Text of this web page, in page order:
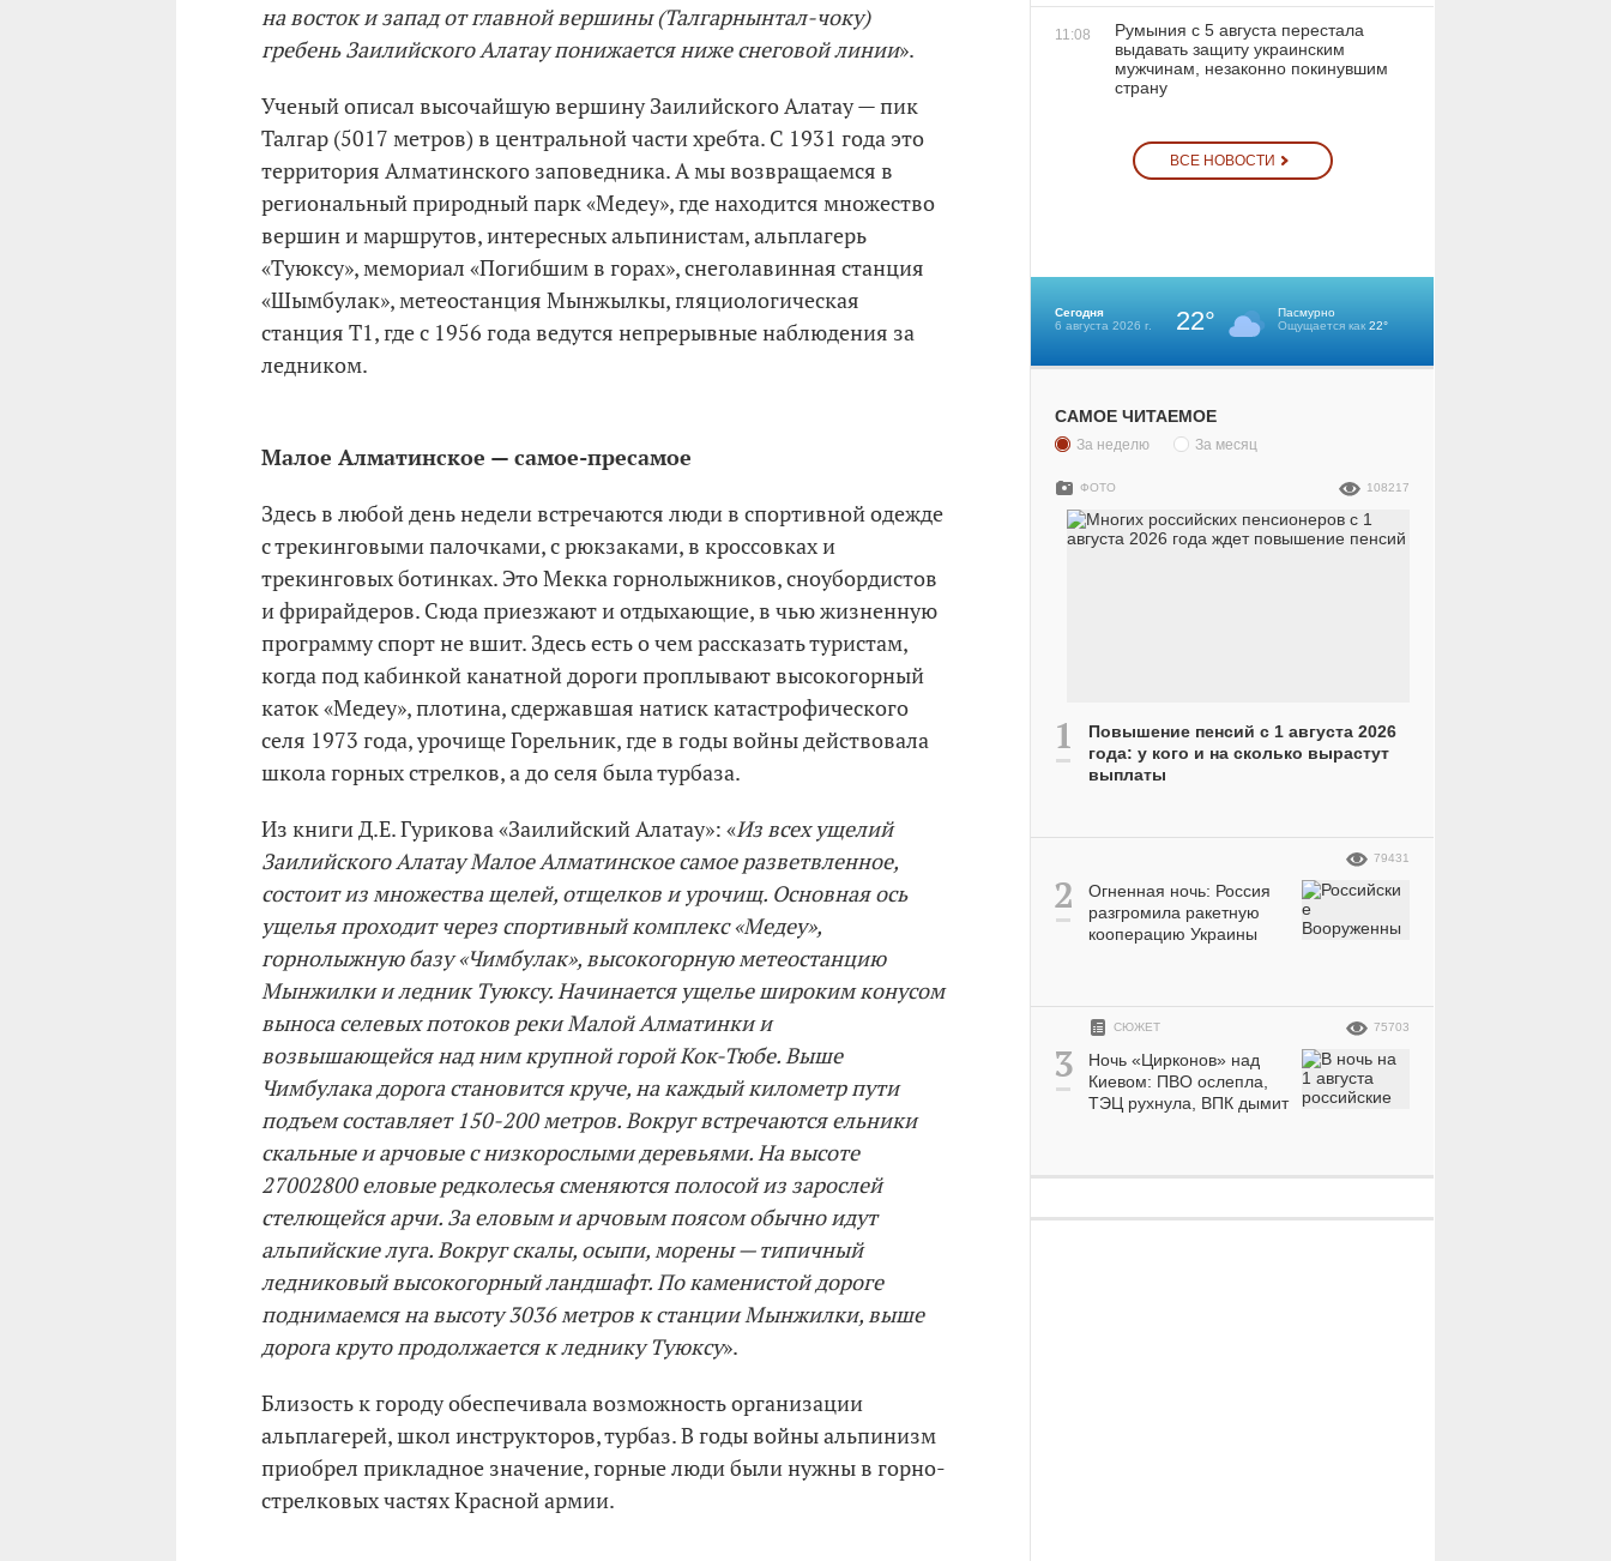
на восток и запад от главной вершины (Талгарнынтал-чоку)
гребень Заилийского Алатау понижается ниже снеговой линии».
Ученый описал высочайшую вершину Заилийского Алатау — пик
Талгар (5017 метров) в центральной части хребта. С 1931 года это
территория Алматинского заповедника. А мы возвращаемся в
региональный природный парк «Медеу», где находится множество
вершин и маршрутов, интересных альпинистам, альплагерь
«Туюксу», мемориал «Погибшим в горах», снеголавинная станция
«Шымбулак», метеостанция Мынжылкы, гляциологическая
станция Т1, где с 1956 года ведутся непрерывные наблюдения за
ледником.
Малое Алматинское — самое-пресамое
Здесь в любой день недели встречаются люди в спортивной одежде
с трекинговыми палочками, с рюкзаками, в кроссовках и
трекинговых ботинках. Это Мекка горнолыжников, сноубордистов
и фрирайдеров. Сюда приезжают и отдыхающие, в чью жизненную
программу спорт не вшит. Здесь есть о чем рассказать туристам,
когда под кабинкой канатной дороги проплывают высокогорный
каток «Медеу», плотина, сдержавшая натиск катастрофического
селя 1973 года, урочище Горельник, где в годы войны действовала
школа горных стрелков, а до селя была турбаза.
Из книги Д.Е. Гурикова «Заилийский Алатау»: «Из всех ущелий
Заилийского Алатау Малое Алматинское самое разветвленное,
состоит из множества щелей, отщелков и урочищ. Основная ось
ущелья проходит через спортивный комплекс «Медеу»,
горнолыжную базу «Чимбулак», высокогорную метеостанцию
Мынжилки и ледник Туюксу. Начинается ущелье широким конусом
выноса селевых потоков реки Малой Алматинки и
возвышающейся над ним крупной горой Кок-Тюбе. Выше
Чимбулака дорога становится круче, на каждый километр пути
подъем составляет 150-200 метров. Вокруг встречаются ельники
скальные и арчовые с низкорослыми деревьями. На высоте
27002800 еловые редколесья сменяются полосой из зарослей
стелющейся арчи. За еловым и арчовым поясом обычно идут
альпийские луга. Вокруг скалы, осыпи, морены — типичный
ледниковый высокогорный ландшафт. По каменистой дороге
поднимаемся на высоту 3036 метров к станции Мынжилки, выше
дорога круто продолжается к леднику Туюксу».
Близость к городу обеспечивала возможность организации
альплагерей, школ инструкторов, турбаз. В годы войны альпинизм
приобрел прикладное значение, горные люди были нужны в горно-
стрелковых частях Красной армии.
11:08
Румыния с 5 августа перестала
выдавать защиту украинским
мужчинам, незаконно покинувшим
страну
ВСЕ НОВОСТИ
Сегодня
6 августа 2026 г.
22°
Пасмурно
Ощущается как 22°
САМОЕ ЧИТАЕМОЕ
За неделю За месяц
Повышение пенсий с 1 августа 2026
года: у кого и на сколько вырастут
выплаты
ФОТО 108217
Огненная ночь: Россия
разгромила ракетную
кооперацию Украины
79431
Ночь «Цирконов» над
Киевом: ПВО ослепла,
ТЭЦ рухнула, ВПК дымит
СЮЖЕТ 75703